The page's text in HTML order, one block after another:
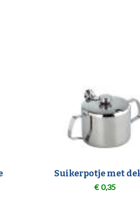
Suikerpotje met
€ 0,35